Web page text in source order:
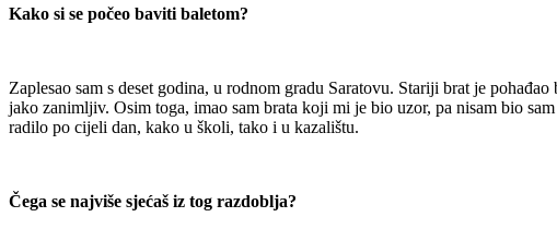
Kako si se počeo baviti baletom?
Zaplesao sam s deset godina, u rodnom gradu Saratovu. Stariji brat je
jako zanimljiv. Osim toga, imao sam brata koji mi je bio uzor, pa nisam bio
radilo po cijeli dan, kako u školi, tako i u kazalištu.
Čega se najviše sjećaš iz tog razdoblja?